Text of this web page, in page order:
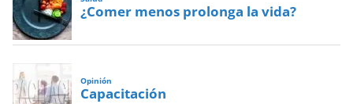
¿Comer menos prolonga la vida?
Opinión
Capacitación